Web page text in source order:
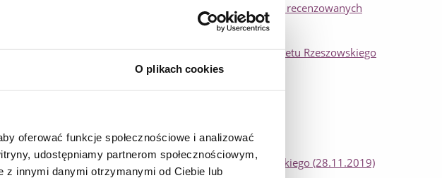
O plikach cookies
oferować funkcje społecznościowe i analizować
udostępniamy partnerom społecznościowym,
z innymi danymi otrzymanymi od Ciebie lub
komunikatu w sprawie wykazu czasopism naukowych i recenzowanych
Kodeksu etyki nauczycieli akademickich Uniwersytetu Rzeszowskiego
580/06/2020 Senatu UR z dnia 25 czerwca 2020 r.
oraz zasad komercjalizacji (30.01.2020)
(30.01.2020)
w jednostkach naukowych Uniwersytetu Rzeszowskiego (28.11.2019)